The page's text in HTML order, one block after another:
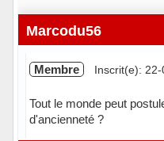
Marcodu56
Membre Inscrit(e):
Tout le monde peut
d'ancienneté ?